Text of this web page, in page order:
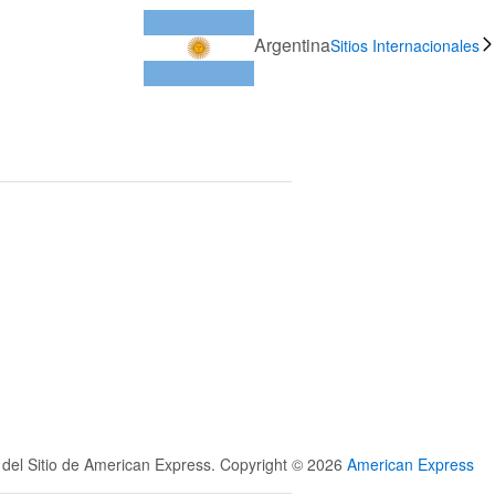
ArgentinaSitios Internacionales
Sitio de American Express. Copyright © 2026 American Express